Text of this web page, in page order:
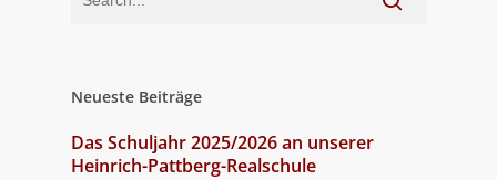
Neueste Beiträge
Das Schuljahr 2025/2026 an unserer
Heinrich-Pattberg-Realschule